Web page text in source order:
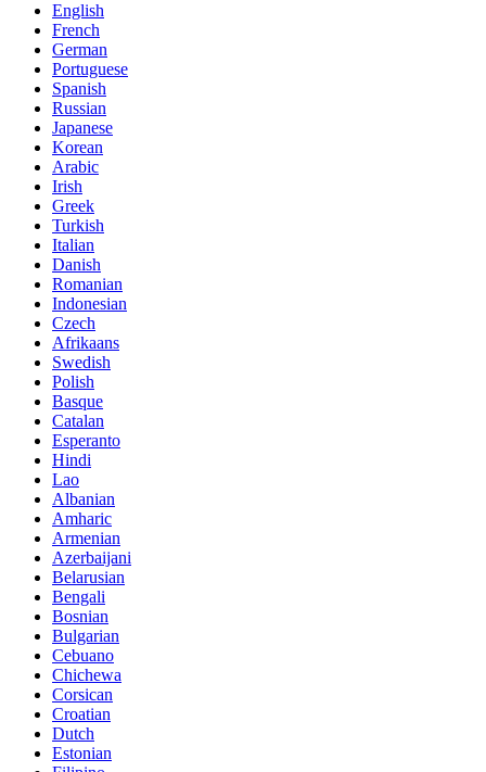
English
French
German
Portuguese
Spanish
Russian
Japanese
Korean
Arabic
Irish
Greek
Turkish
Italian
Danish
Romanian
Indonesian
Czech
Afrikaans
Swedish
Polish
Basque
Catalan
Esperanto
Hindi
Lao
Albanian
Amharic
Armenian
Azerbaijani
Belarusian
Bengali
Bosnian
Bulgarian
Cebuano
Chichewa
Corsican
Croatian
Dutch
Estonian